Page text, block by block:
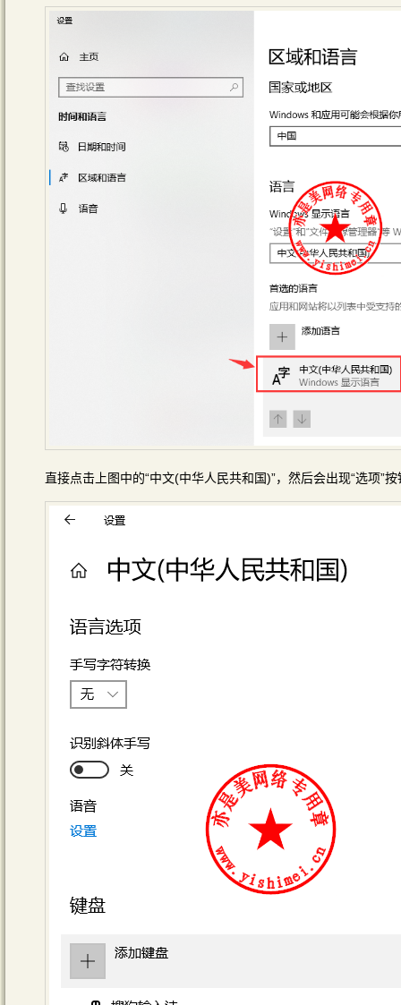
直接点击上图中的“中文(中华人民共和国)”，然后会出现“选项”